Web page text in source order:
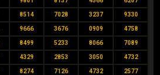
8514 7028 3237 9330
9666 3676 0909 4758
8499 5233 8066 7089
4329 2853 3050 4732
8274 7126 4732 2577